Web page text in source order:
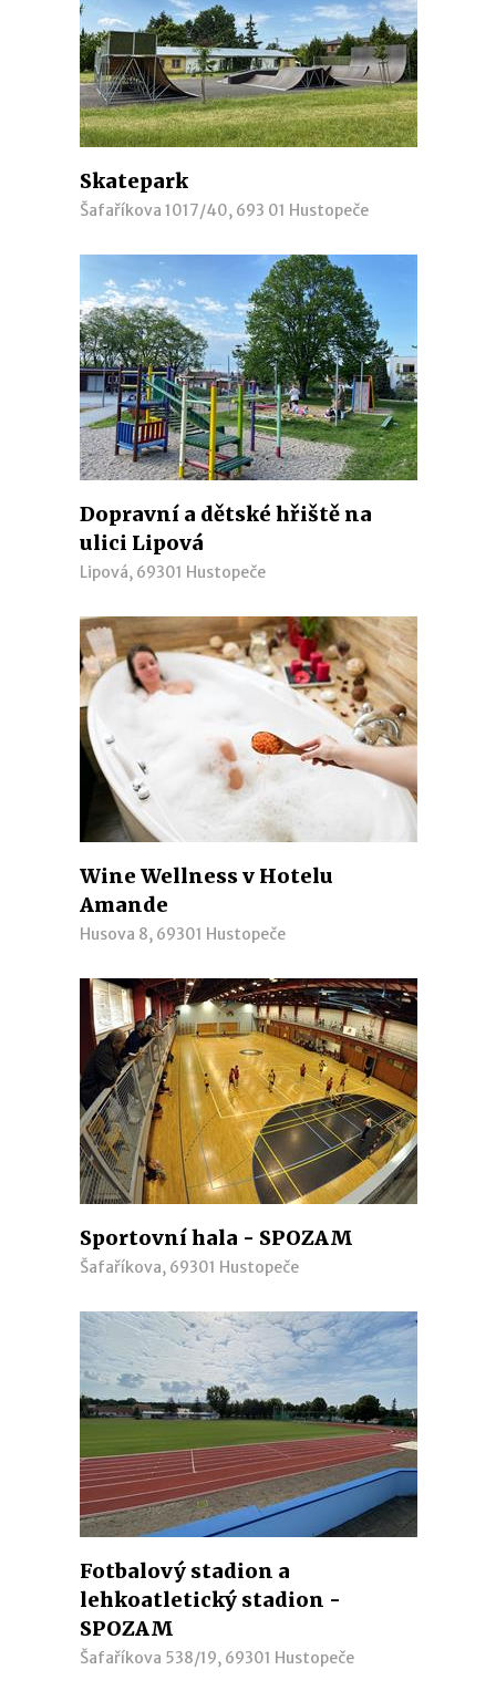
Skatepark
Šafaříkova 1017/40, 693 01 Hustopeče
Dopravní a dětské hřiště na
ulici Lipová
Lipová, 69301 Hustopeče
Wine Wellness v Hotelu
Amande
Husova 8, 69301 Hustopeče
Sportovní hala - SPOZAM
Šafaříkova, 69301 Hustopeče
Fotbalový stadion a
lehkoatletický stadion -
SPOZAM
Šafaříkova 538/19, 69301 Hustopeče